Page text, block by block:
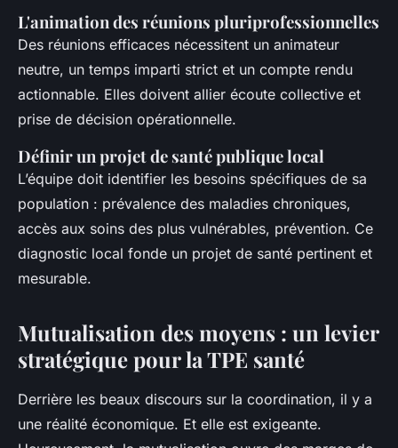
L'animation des réunions pluriprofessionnelles
Des réunions efficaces nécessitent un animateur
neutre, un temps imparti strict et un compte rendu
actionnable. Elles doivent allier écoute collective et
prise de décision opérationnelle.
Définir un projet de santé publique local
L’équipe doit identifier les besoins spécifiques de sa
population : prévalence des maladies chroniques,
accès aux soins des plus vulnérables, prévention. Ce
diagnostic local fonde un projet de santé pertinent et
mesurable.
Mutualisation des moyens : un levier
stratégique pour la TPE santé
Derrière les beaux discours sur la coordination, il y a
une réalité économique. Et elle est exigeante.